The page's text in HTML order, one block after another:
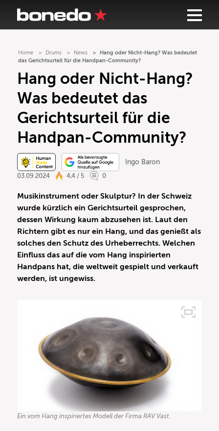
Home Drums News
Hang oder Nicht-Hang? Was bedeutet
das Gerichtsurteil für die Handpan-Community?
Hang oder Nicht-Hang?
Was bedeutet das
Gerichtsurteil für die
Handpan-Community?
Ingo Baron
03.09.2024
4,4 / 5 0
Musikinstrument oder Skulptur? In der Schweiz
wurde kürzlich ein Gerichtsurteil gesprochen,
dessen Wirkung kaum abzusehen ist. Laut den
Richtern gibt es nur ein Hang, und das genießt als
solches den Schutz des Urheberrechts. Welchen
Einfluss das auf die vom Hang inspirierten
Handpans hat, die weltweit gespielt und verkauft
werden, ist ungewiss.
Ein vom Hang inspiriertes Modell der Firma RAV Vast.